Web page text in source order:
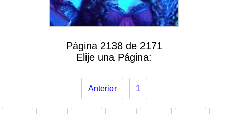
Página 2138 de 2171
Elije una Página:
Anterior 1